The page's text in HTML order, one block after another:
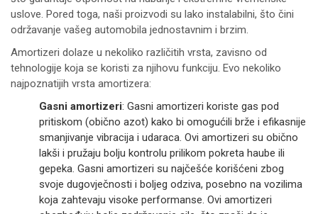
uslove. Pored toga, naši proizvodi su lako instalabilni, što čini
održavanje vašeg automobila jednostavnim i brzim.
Amortizeri dolaze u nekoliko različitih vrsta, zavisno od
tehnologije koja se koristi za njihovu funkciju. Evo nekoliko
najpoznatijih vrsta amortizera:
Gasni amortizeri: Gasni amortizeri koriste gas pod
pritiskom (obično azot) kako bi omogućili brže i efikasnije
smanjivanje vibracija i udaraca. Ovi amortizeri su obično
lakši i pružaju bolju kontrolu prilikom pokreta haube ili
gepeka. Gasni amortizeri su najčešće korišćeni zbog
svoje dugovječnosti i boljeg odziva, posebno na vozilima
koja zahtevaju visoke performanse. Ovi amortizeri